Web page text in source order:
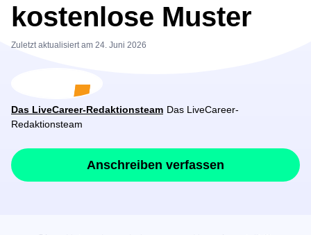
kostenlose Muster
Zuletzt aktualisiert am 24. Juni 2026
Das LiveCareer-Redaktionsteam Das LiveCareer-
Redaktionsteam
Anschreiben verfassen